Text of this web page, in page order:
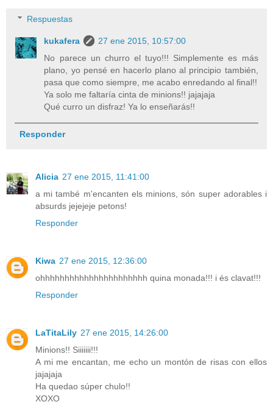
Respuestas
kukafera
27 ene 2015, 10:57:00
No parece un churro el tuyo!!! Simplemente es más
plano, yo pensé en hacerlo plano al principio también,
pasa que como siempre, me acabo enredando al final!!
Ya solo me faltaría cinta de minions!! jajajaja
Qué curro un disfraz! Ya lo enseñarás!!
Responder
Alicia 27 ene 2015, 11:41:00
a mi també m'encanten els minions, són super adorables i
absurds jejejeje petons!
Responder
Kiwa 27 ene 2015, 12:36:00
ohhhhhhhhhhhhhhhhhhhhhh quina monada!!! i és clavat!!!
Responder
LaTitaLily 27 ene 2015, 14:26:00
Minions!! Siiiiiii!!!
A mi me encantan, me echo un montón de risas con ellos
jajajaja
Ha quedao súper chulo!!
XOXO